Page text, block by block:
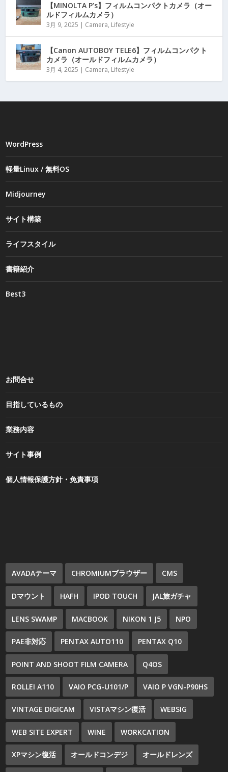
【MINOLTA P’s】フィルムコンパクトカメラ（オー
ルドフィルムカメラ）
3月 9, 2025 | Camera, Lifestyle
【Canon AUTOBOY TELE6】フィルムコンパクト
カメラ（オールドフィルムカメラ）
3月 4, 2025 | Camera, Lifestyle
WordPress
軽量Linux / 無料OS
Midjourney
サイト構築
ライフスタイル
書籍紹介
Best3
お問合せ
目指しているもの
業務内容
サイト事例
個人情報保護方針・免責事項
AVADAテーマ CHROMIUMブラウザー CMS
Dマウント HAFH IPOD TOUCH JAL旅ガチャ
LENS SWAMP MACBOOK NIKON 1 J5 NPO
PAE非対応 PENTAX AUTO110 PENTAX Q10
POINT AND SHOOT FILM CAMERA Q4OS
ROLLEI A110 VAIO PCG-U101/P VAIO P VGN-P90HS
VINTAGE DIGICAM VISTAマシン復活 WEBSIG
WEB SITE EXPERT WINE WORKCATION
XPマシン復活 オールドコンデジ オールドレンズ